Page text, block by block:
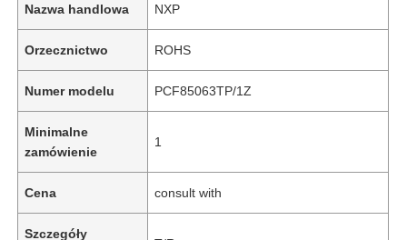
Nazwa handlowa NXP
Orzecznictwo ROHS
Numer modelu PCF85063TP/1Z
Minimalne
zamówienie
1
Cena consult with
Szczegóły